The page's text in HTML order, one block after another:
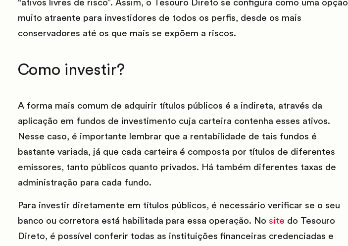
“ativos livres de risco”. Assim, o Tesouro Direto se configura como uma opção
muito atraente para investidores de todos os perfis, desde os mais
conservadores até os que mais se expõem a riscos.
Como investir?
A forma mais comum de adquirir títulos públicos é a indireta, através da
aplicação em fundos de investimento cuja carteira contenha esses ativos.
Nesse caso, é importante lembrar que a rentabilidade de tais fundos é
bastante variada, já que cada carteira é composta por títulos de diferentes
emissores, tanto públicos quanto privados. Há também diferentes taxas de
administração para cada fundo.
Para investir diretamente em títulos públicos, é necessário verificar se o seu
banco ou corretora está habilitada para essa operação. No site do Tesouro
Direto, é possível conferir todas as instituições financeiras credenciadas e